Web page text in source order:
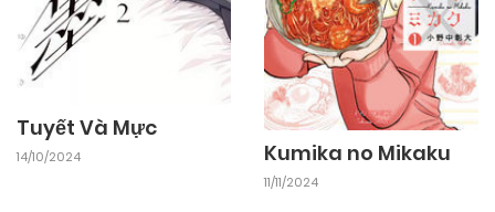
Tuyết Và Mực
14/10/2024 Kumika no Mikaku
11/11/2024